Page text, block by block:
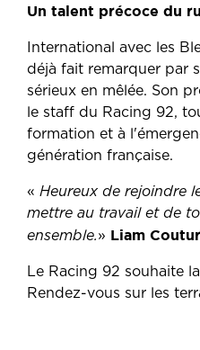
Un talent précoce du
International avec les
déjà fait remarquer par
sérieux en mêlée. Son
le staff du Racing 92,
formation et à
génération française.
« Heureux de rejoindre
mettre au travail et de
ensemble.» Liam
Le Racing 92 souhaite
Rendez-vous sur les